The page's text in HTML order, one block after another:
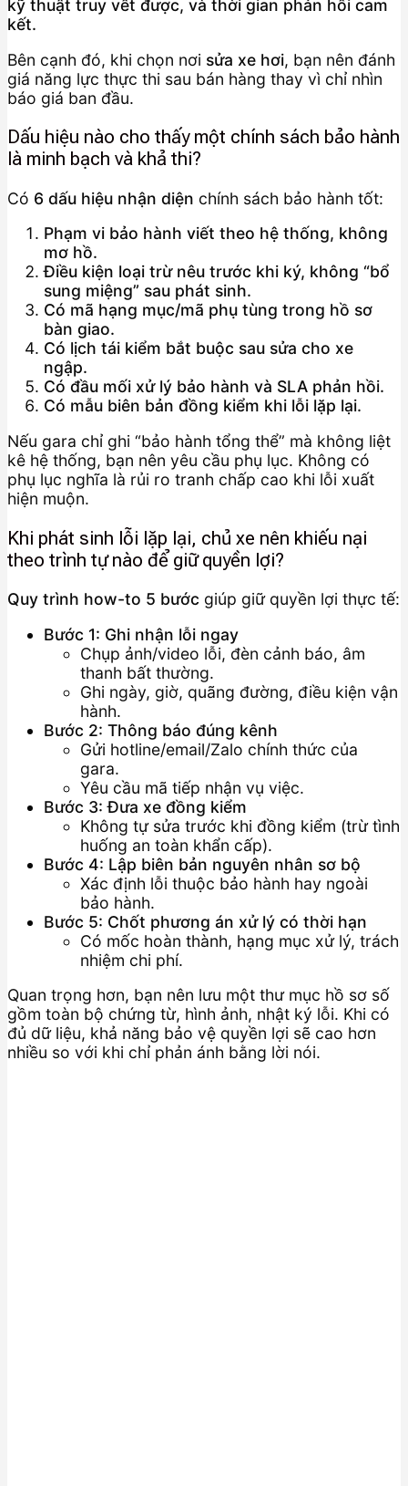
kỹ thuật truy vết được, và thời gian phản hồi cam
kết.
Bên cạnh đó, khi chọn nơi sửa xe hơi, bạn nên đánh
giá năng lực thực thi sau bán hàng thay vì chỉ nhìn
báo giá ban đầu.
Dấu hiệu nào cho thấy một chính sách bảo hành
là minh bạch và khả thi?
Có 6 dấu hiệu nhận diện chính sách bảo hành tốt:
Phạm vi bảo hành viết theo hệ thống, không
mơ hồ.
Điều kiện loại trừ nêu trước khi ký, không “bổ
sung miệng” sau phát sinh.
Có mã hạng mục/mã phụ tùng trong hồ sơ
bàn giao.
Có lịch tái kiểm bắt buộc sau sửa cho xe
ngập.
Có đầu mối xử lý bảo hành và SLA phản hồi.
Có mẫu biên bản đồng kiểm khi lỗi lặp lại.
Nếu gara chỉ ghi “bảo hành tổng thể” mà không liệt
kê hệ thống, bạn nên yêu cầu phụ lục. Không có
phụ lục nghĩa là rủi ro tranh chấp cao khi lỗi xuất
hiện muộn.
Khi phát sinh lỗi lặp lại, chủ xe nên khiếu nại
theo trình tự nào để giữ quyền lợi?
Quy trình how-to 5 bước giúp giữ quyền lợi thực tế:
Bước 1: Ghi nhận lỗi ngay
Chụp ảnh/video lỗi, đèn cảnh báo, âm
thanh bất thường.
Ghi ngày, giờ, quãng đường, điều kiện vận
hành.
Bước 2: Thông báo đúng kênh
Gửi hotline/email/Zalo chính thức của
gara.
Yêu cầu mã tiếp nhận vụ việc.
Bước 3: Đưa xe đồng kiểm
Không tự sửa trước khi đồng kiểm (trừ tình
huống an toàn khẩn cấp).
Bước 4: Lập biên bản nguyên nhân sơ bộ
Xác định lỗi thuộc bảo hành hay ngoài
bảo hành.
Bước 5: Chốt phương án xử lý có thời hạn
Có mốc hoàn thành, hạng mục xử lý, trách
nhiệm chi phí.
Quan trọng hơn, bạn nên lưu một thư mục hồ sơ số
gồm toàn bộ chứng từ, hình ảnh, nhật ký lỗi. Khi có
đủ dữ liệu, khả năng bảo vệ quyền lợi sẽ cao hơn
nhiều so với khi chỉ phản ánh bằng lời nói.